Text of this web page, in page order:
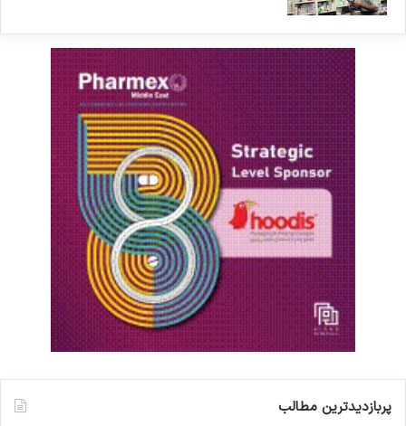
اپتیک را در بر می‌گرفت.
عنوان استاد تمام در دانشگاه کل‌تک تدریس می‌کند.
محقق ایرانی دیگری که در این پروژه مشارکت داشته،
فاطمه عقل‌مند است که کارشناسی‌ ارشدش را در
رشته مهندسی برق از دانشگاه صنعتی شریف گرفته
آنالوگ در آزمایشگاه پردازش الکترونیک و سیگنال در
دانشگاه اکول پلی‌تکنیک فدرال لوزان در سوئیس و
همچنین به عنوان مهندس طراحی مدار و سیستم در
آزمایشگاه دانشگاه تهران کار کرده است. او در حال
حاضر در موسسه فناوری کالیفرنیا مشغول به
پربازدیدترین مطالب